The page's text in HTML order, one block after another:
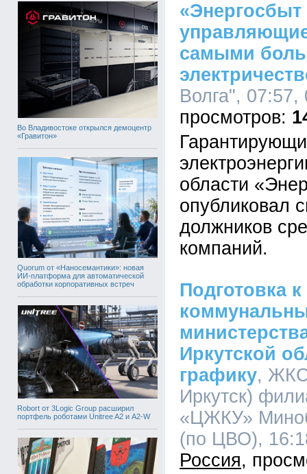
Во Владивостоке открылся демоцентр
«Гравитон»
Quorum от «Наносемантики»: новая
ИИ-платформа для автоматической
обработки корпоративных встреч
Robort от 3Logic Group расширил
портфель роботами Unitree A2 и A2-W
«Энергосбыт
самыми
Волга",
области
опубликовал
должников
компаний.
Подготовка
Иркутской
графику,
Иркутск)
«ЦЖКУ»
(по ЦВО),
Россия